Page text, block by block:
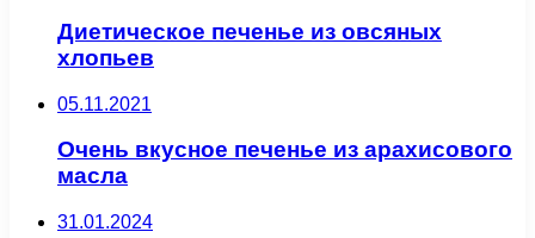
Диетическое печенье из овсяных
хлопьев
05.11.2021
Очень вкусное печенье из арахисового
масла
31.01.2024